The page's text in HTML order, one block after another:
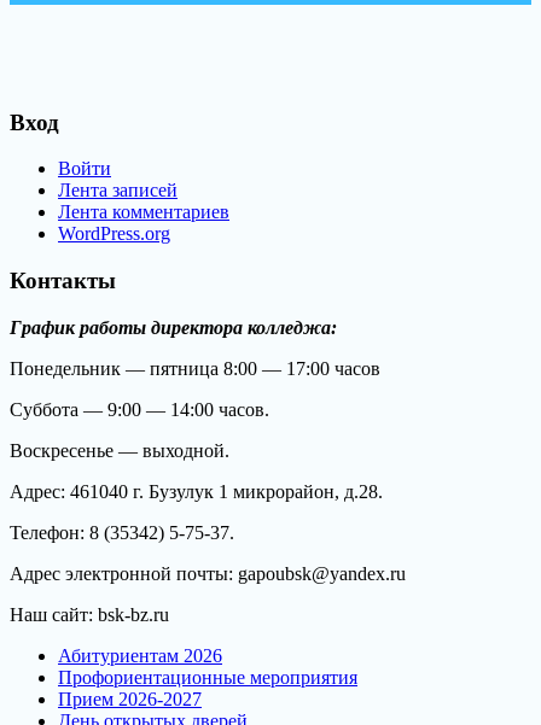
Вход
Войти
Лента записей
Лента комментариев
WordPress.org
Контакты
График работы директора колледжа:
Понедельник — пятница 8:00 — 17:00 часов
Суббота — 9:00 — 14:00 часов.
Воскресенье — выходной.
Адрес: 461040 г. Бузулук 1 микрорайон, д.28.
Телефон: 8 (35342) 5-75-37.
Адрес электронной почты: gapoubsk@yandex.ru
Наш сайт: bsk-bz.ru
Абитуриентам 2026
Профориентационные мероприятия
Прием 2026-2027
День открытых дверей